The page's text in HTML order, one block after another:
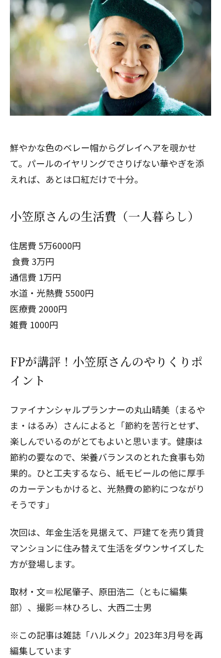
鮮やかな色のベレー帽からグレイヘアを覗かせ
て。パールのイヤリングでさりげない華やぎを添
えれば、あとは口紅だけで十分。
小笠原さんの生活費（一人暮らし）
住居費 5万6000円
食費 3万円
通信費 1万円
水道・光熱費 5500円
医療費 2000円
雑費 1000円
FPが講評！小笠原さんのやりくりポ
イント
ファイナンシャルプランナーの丸山晴美（まるや
ま・はるみ）さんによると「節約を苦行とせず、
楽しんでいるのがとてもよいと思います。健康は
節約の要なので、栄養バランスのとれた食事も効
果的。ひと工夫するなら、紙モビールの他に厚手
のカーテンもかけると、光熱費の節約につながり
そうです」
次回は、年金生活を見据えて、戸建てを売り賃貸
マンションに住み替えて生活をダウンサイズした
方が登場します。
取材・文＝松尾肇子、原田浩二（ともに編集
部）、撮影＝林ひろし、大西二士男
※この記事は雑誌「ハルメク」2023年3月号を再
編集しています
閉じる